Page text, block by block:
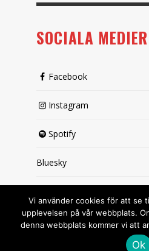
SOCIALA MEDIER
Facebook
Instagram
Spotify
Bluesky
Vi använder cookies för att se
upplevelsen på vår webbplats.
denna webbplats kommer vi att
Ok